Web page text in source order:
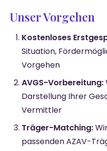
Unser Vorgehen
Kostenloses
Situation,
Vorgehen
AVGS-Vorbereitung:
Darstellung Ihrer
Vermittler
Träger-Matching:
passenden AZAV-